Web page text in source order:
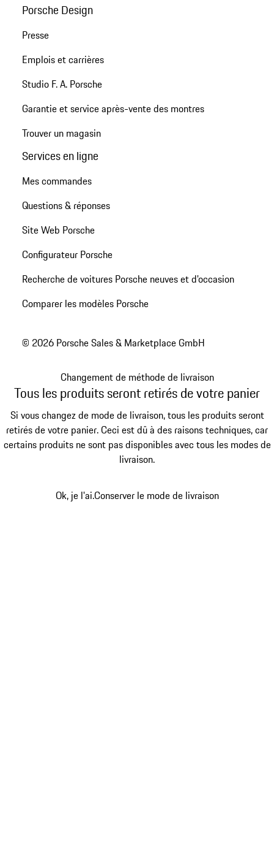
Porsche Design
Presse
Emplois et carrières
Studio F. A. Porsche
Garantie et service après-vente des montres
Trouver un magasin
Services en ligne
Mes commandes
Questions & réponses
Site Web Porsche
Configurateur Porsche
Recherche de voitures Porsche neuves et d'occasion
Comparer les modèles Porsche
© 2026 Porsche Sales & Marketplace GmbH
Changement de méthode de livraison
Tous les produits seront retirés de votre panier
Si vous changez de mode de livraison, tous les produits seront
retirés de votre panier. Ceci est dû à des raisons techniques, car
certains produits ne sont pas disponibles avec tous les modes de
livraison.
Ok, je l'ai.Conserver le mode de livraison